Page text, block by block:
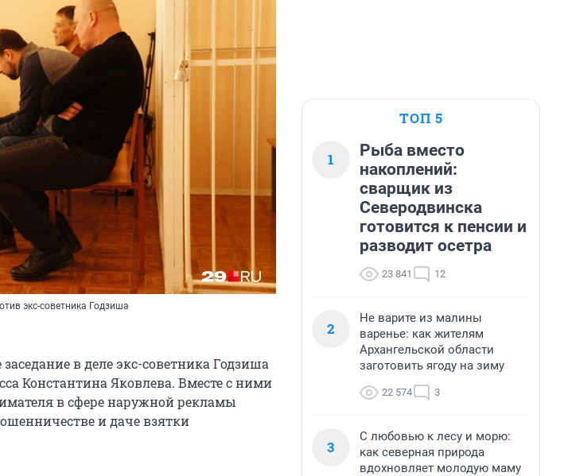
экс-советника Годзиша
в деле экс-советника Годзиша
Константина Яковлева. Вместе с ними
в сфере наружной рекламы
и даче взятки
ТОП 5
1
Рыба вместо
накоплений:
сварщик из
Северодвинска
готовится к пенсии и
разводит осетра
23 841 12
2
Не варите из малины
варенье: как жителям
Архангельской области
заготовить ягоду на зиму
22 574 3
3
С любовью к лесу и морю:
как северная природа
вдохновляет молодую маму